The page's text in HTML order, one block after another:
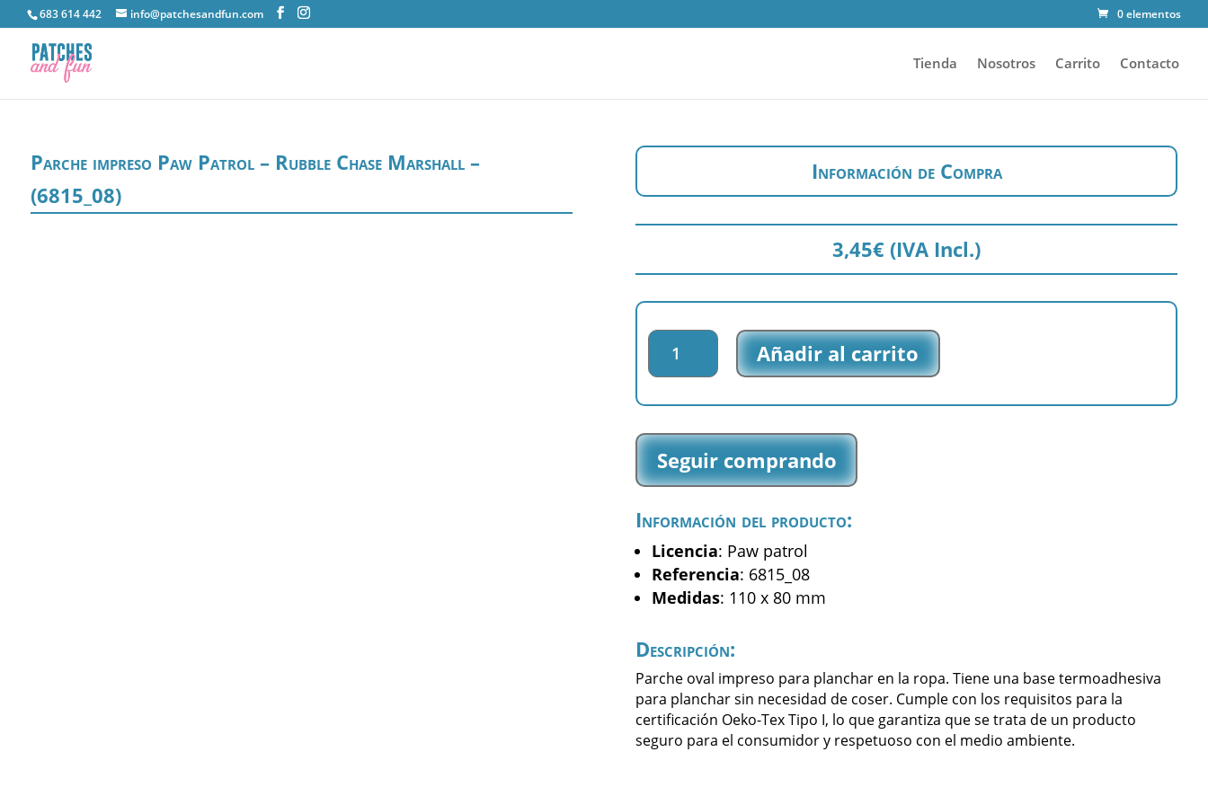
683 614 442 info@patchesandfun.com 0 elementos
Tienda Nosotros Carrito Contacto
Parche impreso Paw Patrol – Rubble Chase Marshall –
(6815_08)
Información de Compra
3,45€ (IVA Incl.)
Parche
impreso
Paw
Patrol
Rubble
Chase
Marshall
(6815_08)
cantidad
Añadir al carrito
Seguir comprando
Información del producto:
Licencia: Paw patrol
Referencia: 6815_08
Medidas: 110 x 80 mm
Descripción:
Parche oval impreso para planchar en la ropa. Tiene una base termoadhesiva
para planchar sin necesidad de coser. Cumple con los requisitos para la
certificación Oeko-Tex Tipo I, lo que garantiza que se trata de un producto
seguro para el consumidor y respetuoso con el medio ambiente.